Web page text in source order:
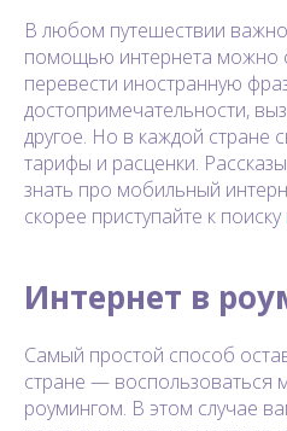
В любом путешествии
помощью интернета можно
перевести иностранную
достопримечательности,
другое. Но в каждой стране
тарифы и расценки.
знать про мобильный
скорее приступайте к поиску
Интернет в
Самый простой способ
стране — воспользоваться
роумингом. В этом случае